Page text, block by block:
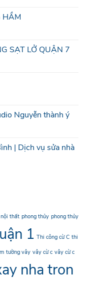
HẦM
SẠT LỞ QUẬN 7
Nguyễn thành ý
| Dịch vụ sửa nhà
nội thất phong thủy phong thủy
1 Thi công cừ C thi
tường vây vây cừ c vây cừ c
nha tron